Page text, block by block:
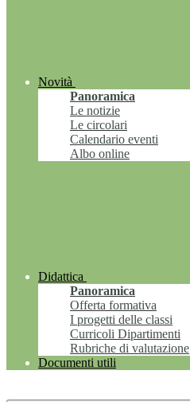
Novità
Panoramica
Le notizie
Le circolari
Calendario eventi
Albo online
Didattica
Panoramica
Offerta formativa
I progetti delle classi
Curricoli Dipartimenti
Rubriche di valutazione
Documenti utili